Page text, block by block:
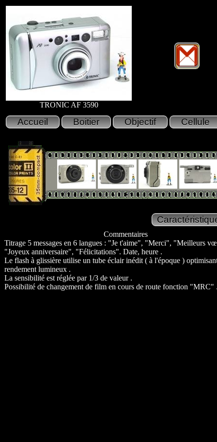
TRONIC AF 3590
Commentaires
Titrage 5 messages en 6 langues : "Je t'aime", "Merci", "Meilleurs
"Joyeux anniversaire", "Félicitations". Date, heure .
Le flash à glissière utilise un tube éclair inédit ( à l'époque )
rendement lumineux .
La sensibilité est réglée par 1/3 de valeur .
Possibilité de changement de film en cours de route fonction "MRC"